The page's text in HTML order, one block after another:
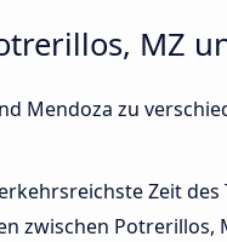
MZ
Mendoza zu
Zeit des
zwischen Potrerillos,